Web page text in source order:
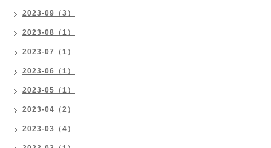
2023-09（3）
2023-08（1）
2023-07（1）
2023-06（1）
2023-05（1）
2023-04（2）
2023-03（4）